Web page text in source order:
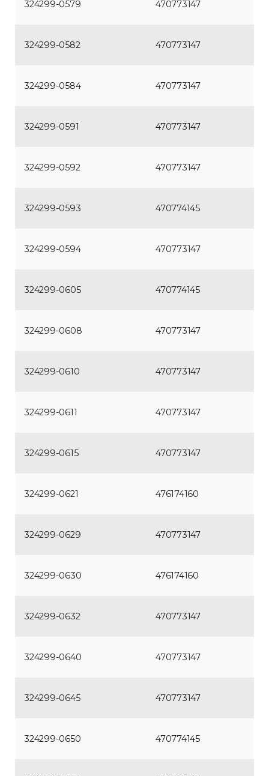
324299-0579 470773147
324299-0582 470773147
324299-0584 470773147
324299-0591 470773147
324299-0592 470773147
324299-0593 470774145
324299-0594 470773147
324299-0605 470774145
324299-0608 470773147
324299-0610 470773147
324299-0611 470773147
324299-0615 470773147
324299-0621 476174160
324299-0629 470773147
324299-0630 476174160
324299-0632 470773147
324299-0640 470773147
324299-0645 470773147
324299-0650 470774145